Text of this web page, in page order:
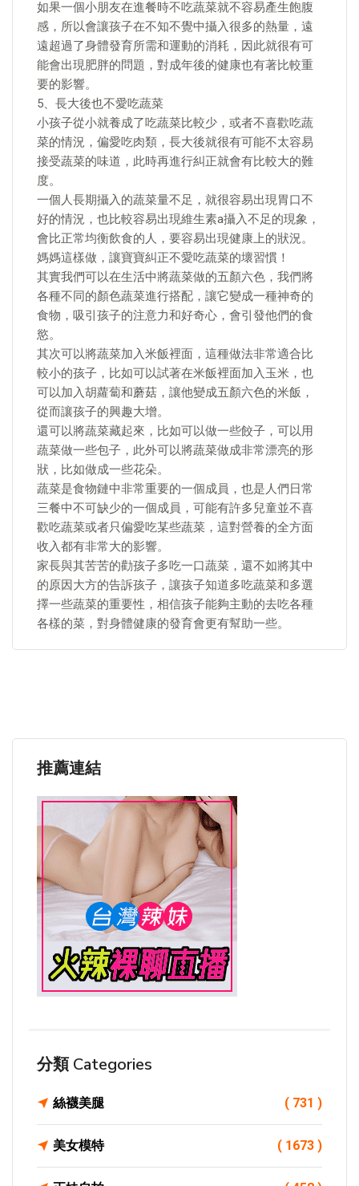
如果一個小朋友在進餐時不吃蔬菜就不容易產生飽腹
感，所以會讓孩子在不知不覺中攝入很多的熱量，遠
遠超過了身體發育所需和運動的消耗，因此就很有可
能會出現肥胖的問題，對成年後的健康也有著比較重
要的影響。
5、長大後也不愛吃蔬菜
小孩子從小就養成了吃蔬菜比較少，或者不喜歡吃蔬
菜的情況，偏愛吃肉類，長大後就很有可能不太容易
接受蔬菜的味道，此時再進行糾正就會有比較大的難
度。
一個人長期攝入的蔬菜量不足，就很容易出現胃口不
好的情況，也比較容易出現維生素a攝入不足的現象，
會比正常均衡飲食的人，要容易出現健康上的狀況。
媽媽這樣做，讓寶寶糾正不愛吃蔬菜的壞習慣！
其實我們可以在生活中將蔬菜做的五顏六色，我們將
各種不同的顏色蔬菜進行搭配，讓它變成一種神奇的
食物，吸引孩子的注意力和好奇心，會引發他們的食
慾。
其次可以將蔬菜加入米飯裡面，這種做法非常適合比
較小的孩子，比如可以試著在米飯裡面加入玉米，也
可以加入胡蘿蔔和蘑菇，讓他變成五顏六色的米飯，
從而讓孩子的興趣大增。
還可以將蔬菜藏起來，比如可以做一些餃子，可以用
蔬菜做一些包子，此外可以將蔬菜做成非常漂亮的形
狀，比如做成一些花朵。
蔬菜是食物鏈中非常重要的一個成員，也是人們日常
三餐中不可缺少的一個成員，可能有許多兒童並不喜
歡吃蔬菜或者只偏愛吃某些蔬菜，這對營養的全方面
收入都有非常大的影響。
家長與其苦苦的勸孩子多吃一口蔬菜，還不如將其中
的原因大方的告訴孩子，讓孩子知道多吃蔬菜和多選
擇一些蔬菜的重要性，相信孩子能夠主動的去吃各種
各樣的菜，對身體健康的發育會更有幫助一些。
推薦連結
分類 Categories
絲襪美腿 ( 731 )
美女模特 ( 1673 )